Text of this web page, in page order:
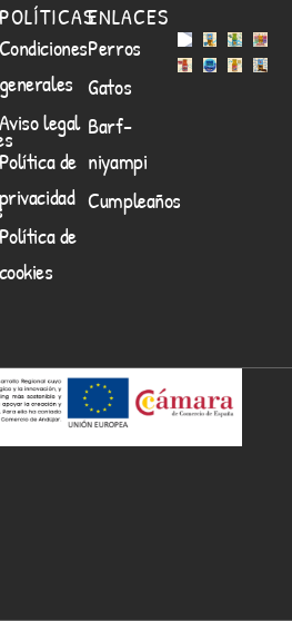
POLÍTICAS
Condiciones
generales
Aviso legal
Política de
privacidad
Política de
cookies
ENLACES
Perros
Gatos
Barf-
niyampi
Cumpleaños